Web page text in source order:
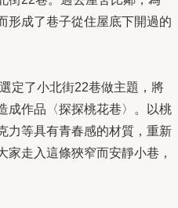
形成了巷子從住屋底下開過的
定了小北街22巷做主題，將
成作品〈探探桃花巷〉。以桃
力等具有青春感的材質，重新
走入這條狹窄而安靜小巷，